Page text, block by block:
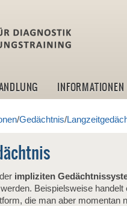
INFORMATIONEN
/Gedächtnis/
impliziten
Beispielsweise
die man aber momentan